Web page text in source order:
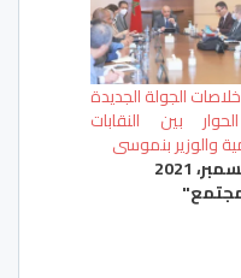
الجولة الجديدة
بين النقابات
والوزير بنموسى